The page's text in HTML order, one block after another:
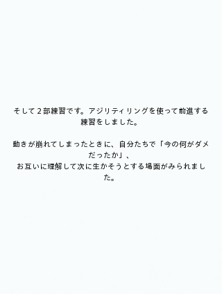
そして２部練習です。アジリティリングを使って前進する
練習をしました。
動きが崩れてしまったときに、自分たちで「今の何がダメ
だったか」、
お互いに理解して次に生かそうとする場面がみられまし
た。